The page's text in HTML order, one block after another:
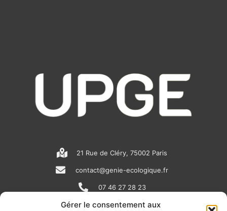
Gérer le consentement aux
21 Rue de Cléry, 75002 Paris
contact@genie-ecologique.fr
07 46 27 28 23